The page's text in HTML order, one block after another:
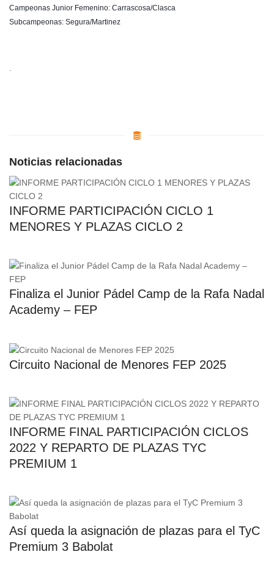
Campeonas Junior Femenino: Carrascosa/Clasca
Subcampeonas: Segura/Martinez
.
Noticias relacionadas
INFORME PARTICIPACIÓN CICLO 1
MENORES Y PLAZAS CICLO 2
Finaliza el Junior Pádel Camp de la Rafa Nadal
Academy – FEP
Circuito Nacional de Menores FEP 2025
INFORME FINAL PARTICIPACIÓN CICLOS
2022 Y REPARTO DE PLAZAS TYC
PREMIUM 1
Así queda la asignación de plazas para el TyC
Premium 3 Babolat